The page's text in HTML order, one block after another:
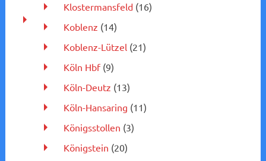
Klostermansfeld(16)
Koblenz (14)
Koblenz-Lützel(21)
Köln Hbf(9)
Köln-Deutz (13)
Köln-Hansaring (11)
Königsstollen (3)
Königstein (20)